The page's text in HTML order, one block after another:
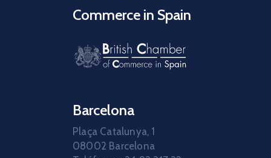
Commerce in Spain
Barcelona
Plaça Catalunya, 1
08002 Barcelona